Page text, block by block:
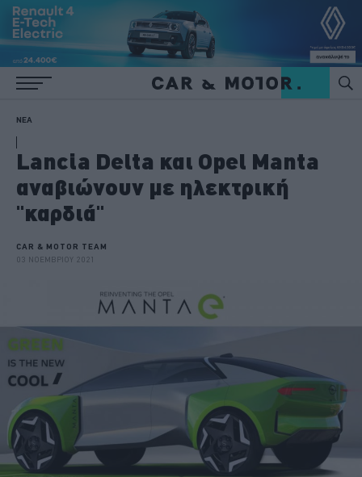
ΝΕΑ
Lancia Delta και Opel Manta
αναβιώνουν με ηλεκτρική
"καρδιά"
CAR & MOTOR TEAM
03 ΝΟΕΜΒΡΙΟΥ 2021